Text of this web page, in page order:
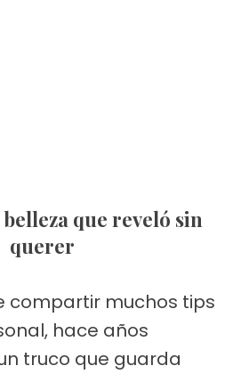
querer
compartir muchos tips
hace años
truco que guarda